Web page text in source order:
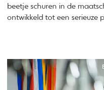
beetje schuren in de
ontwikkeld tot een serieuze